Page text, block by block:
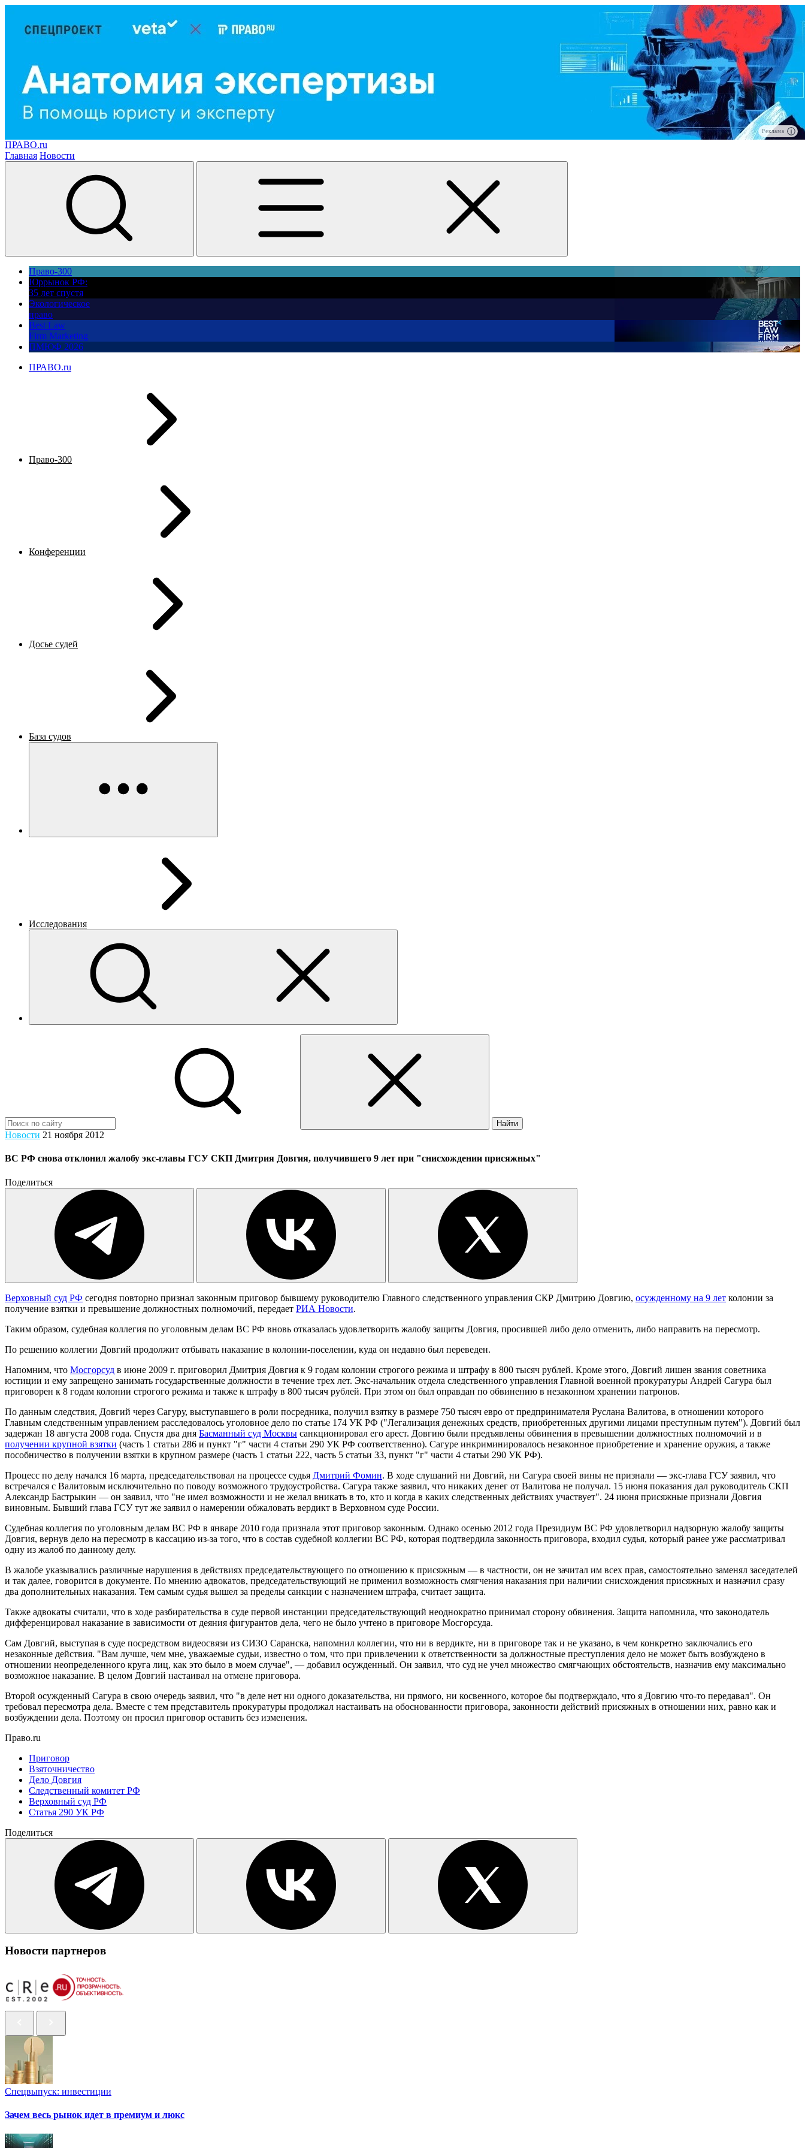
Реклама
ПРАВО.ru
Главная Новости
Право-300
Юррынок РФ:
35 лет спустя
Экологическое
право
Best Law
Firm Marketing
ПМЮФ 2026
ПРАВО.ru
Право-300
Конференции
Досье судей
База судов
Исследования
Найти
Новости 21 ноября 2012
ВС РФ снова отклонил жалобу экс-главы ГСУ СКП Дмитрия Довгия, получившего 9 лет при "снисхождении присяжных"
Поделиться
Верховный суд РФ сегодня повторно признал законным приговор бывшему руководителю Главного следственного управления СКР Дмитрию Довгию, осужденному на 9 лет колонии за
получение взятки и превышение должностных полномочий, передает РИА Новости.
Таким образом, судебная коллегия по уголовным делам ВС РФ вновь отказалась удовлетворить жалобу защиты Довгия, просившей либо дело отменить, либо направить на пересмотр.
По решению коллегии Довгий продолжит отбывать наказание в колонии-поселении, куда он недавно был переведен.
Напомним, что Мосгорсуд в июне 2009 г. приговорил Дмитрия Довгия к 9 годам колонии строгого режима и штрафу в 800 тысяч рублей. Кроме этого, Довгий лишен звания советника
юстиции и ему запрещено занимать государственные должности в течение трех лет. Экс-начальник отдела следственного управления Главной военной прокуратуры Андрей Сагура был
приговорен к 8 годам колонии строгого режима и также к штрафу в 800 тысяч рублей. При этом он был оправдан по обвинению в незаконном хранении патронов.
По данным следствия, Довгий через Сагуру, выступавшего в роли посредника, получил взятку в размере 750 тысяч евро от предпринимателя Руслана Валитова, в отношении которого
Главным следственным управлением расследовалось уголовное дело по статье 174 УК РФ ("Легализация денежных средств, приобретенных другими лицами преступным путем"). Довгий был
задержан 18 августа 2008 года. Спустя два дня Басманный суд Москвы санкционировал его арест. Довгию были предъявлены обвинения в превышении должностных полномочий и в
получении крупной взятки (часть 1 статьи 286 и пункт "г" части 4 статьи 290 УК РФ соответственно). Сагуре инкриминировалось незаконное приобретение и хранение оружия, а также
пособничество в получении взятки в крупном размере (часть 1 статьи 222, часть 5 статьи 33, пункт "г" части 4 статьи 290 УК РФ).
Процесс по делу начался 16 марта, председательствовал на процессе судья Дмитрий Фомин. В ходе слушаний ни Довгий, ни Сагура своей вины не признали — экс-глава ГСУ заявил, что
встречался с Валитовым исключительно по поводу возможного трудоустройства. Сагура также заявил, что никаких денег от Валитова не получал. 15 июня показания дал руководитель СКП
Александр Бастрыкин — он заявил, что "не имел возможности и не желал вникать в то, кто и когда в каких следственных действиях участвует". 24 июня присяжные признали Довгия
виновным. Бывший глава ГСУ тут же заявил о намерении обжаловать вердикт в Верховном суде России.
Судебная коллегия по уголовным делам ВС РФ в январе 2010 года признала этот приговор законным. Однако осенью 2012 года Президиум ВС РФ удовлетворил надзорную жалобу защиты
Довгия, вернув дело на пересмотр в кассацию из-за того, что в состав судебной коллегии ВС РФ, которая подтвердила законность приговора, входил судья, который ранее уже рассматривал
одну из жалоб по данному делу.
В жалобе указывались различные нарушения в действиях председательствующего по отношению к присяжным — в частности, он не зачитал им всех прав, самостоятельно заменял заседателей
и так далее, говорится в документе. По мнению адвокатов, председательствующий не применил возможность смягчения наказания при наличии снисхождения присяжных и назначил сразу
два дополнительных наказания. Тем самым судья вышел за пределы санкции с назначением штрафа, считает защита.
Также адвокаты считали, что в ходе разбирательства в суде первой инстанции председательствующий неоднократно принимал сторону обвинения. Защита напомнила, что законодатель
дифференцировал наказание в зависимости от деяния фигурантов дела, чего не было учтено в приговоре Мосгорсуда.
Сам Довгий, выступая в суде посредством видеосвязи из СИЗО Саранска, напомнил коллегии, что ни в вердикте, ни в приговоре так и не указано, в чем конкретно заключались его
незаконные действия. "Вам лучше, чем мне, уважаемые судьи, известно о том, что при привлечении к ответственности за должностные преступления дело не может быть возбуждено в
отношении неопределенного круга лиц, как это было в моем случае", — добавил осужденный. Он заявил, что суд не учел множество смягчающих обстоятельств, назначив ему максимально
возможное наказание. В целом Довгий настаивал на отмене приговора.
Второй осужденный Сагура в свою очередь заявил, что "в деле нет ни одного доказательства, ни прямого, ни косвенного, которое бы подтверждало, что я Довгию что-то передавал". Он
требовал пересмотра дела. Вместе с тем представитель прокуратуры продолжал настаивать на обоснованности приговора, законности действий присяжных в отношении них, равно как и
возбуждении дела. Поэтому он просил приговор оставить без изменения.
Право.ru
Приговор
Взяточничество
Дело Довгия
Следственный комитет РФ
Верховный суд РФ
Статья 290 УК РФ
Поделиться
Новости партнеров
Спецвыпуск: инвестиции
Зачем весь рынок идет в премиум и люкс